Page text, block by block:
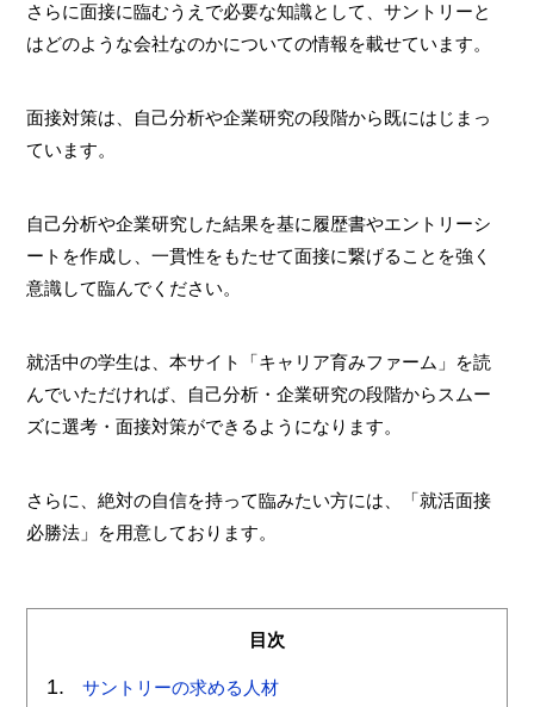
さらに面接に臨むうえで必要な知識として、サントリーと
はどのような会社なのかについての情報を載せています。
面接対策は、自己分析や企業研究の段階から既にはじまっ
ています。
自己分析や企業研究した結果を基に履歴書やエントリーシ
ートを作成し、一貫性をもたせて面接に繋げることを強く
意識して臨んでください。
就活中の学生は、本サイト「キャリア育みファーム」を読
んでいただければ、自己分析・企業研究の段階からスムー
ズに選考・面接対策ができるようになります。
さらに、絶対の自信を持って臨みたい方には、「就活面接
必勝法」を用意しております。
目次
サントリーの求める人材